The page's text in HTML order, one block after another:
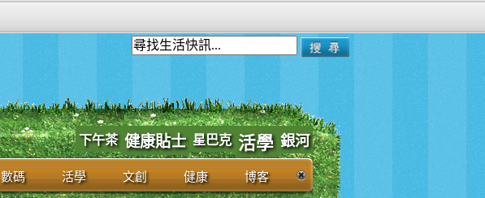
下午茶 健康貼士 星巴克 活學 銀河
數碼 活學 文創 健康 博客